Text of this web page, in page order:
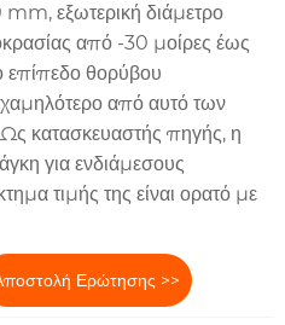
εξωτερική διάμετρο
από -30 μοίρες έως
επίπεδο θορύβου
χαμηλότερο από αυτό των
κατασκευαστής πηγής, η
για ενδιάμεσους
τιμής της είναι ορατό με
Ερώτησης >>